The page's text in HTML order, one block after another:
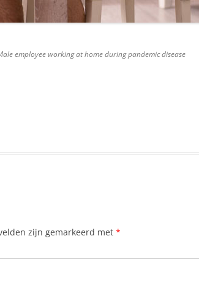
employee working at home during pandemic disease
zijn gemarkeerd met *